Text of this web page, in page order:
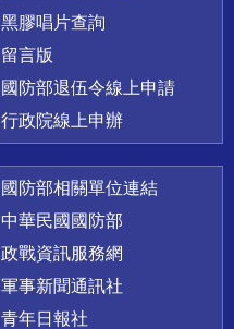
黑膠唱片查詢
留言版
國防部退伍令線上申請
行政院線上申辦
國防部相關單位連結
中華民國國防部
政戰資訊服務網
軍事新聞通訊社
青年日報社